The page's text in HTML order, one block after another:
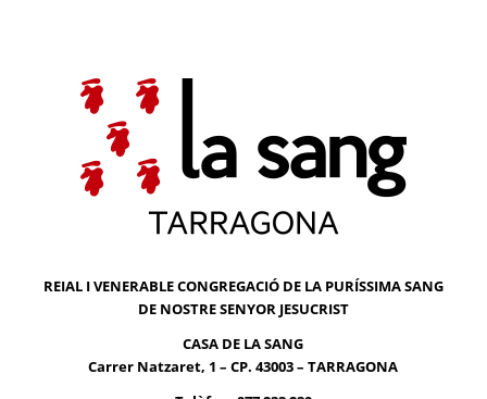
REIAL I VENERABLE CONGREGACIÓ DE LA PURÍSSIMA SANG
DE NOSTRE SENYOR JESUCRIST
CASA DE LA SANG
Carrer Natzaret, 1 – CP. 43003 – TARRAGONA